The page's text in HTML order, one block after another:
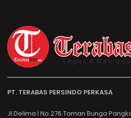
PT. TERABAS PERSINDO PERKASA
Jl.Delima I No.276.Taman Bunga